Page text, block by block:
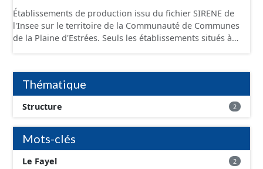
Établissements de production issu du fichier SIRENE de
l'Insee sur le territoire de la Communauté de Communes
de la Plaine d'Estrées. Seuls les établissements situés à
conformément aux prescriptions du standard CNIG Sites
Économiques. Ce lot ne contient pas la référence aux
terrains à vocation économique à ce jour. Il est filtré au-
delà des prescriptions du CNIG se limitant aux SCI.
Thématique
Structure 2
Mots-clés
Le Fayel 2